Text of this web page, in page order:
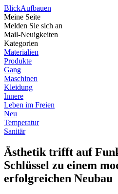
BlickAufbauen
Meine Seite
Melden Sie sich an
Mail-Neuigkeiten
Kategorien
Materialien
Produkte
Gang
Maschinen
Kleidung
Innere
Leben im Freien
Neu
Temperatur
Sanitär
Ästhetik trifft auf
Schlüssel zu einem
erfolgreichen Neubau